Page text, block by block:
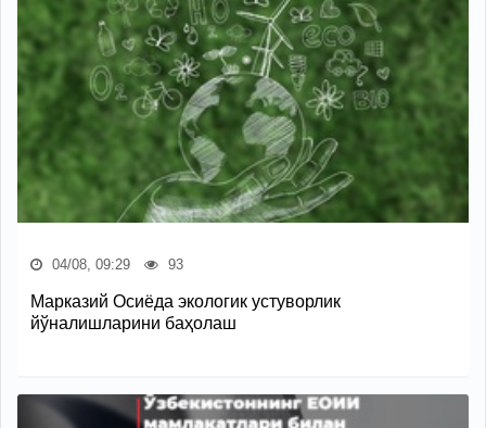
04/08, 09:29 93
Марказий Осиёда экологик устуворлик
йўналишларини баҳолаш